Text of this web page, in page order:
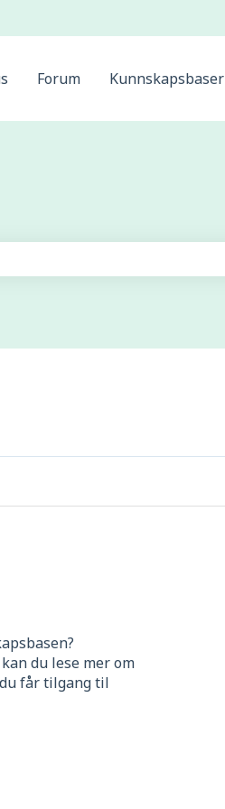
Forum Kunnskapsbaser
du lese mer om
får tilgang til